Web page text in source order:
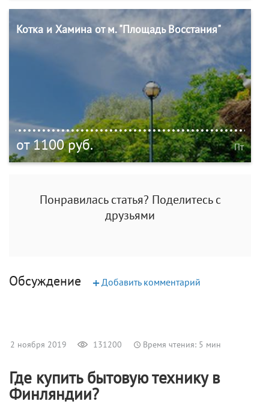
Котка и Хамина от м. "Площадь Восстания"
от 1100 руб. Пт
Понравилась статья? Поделитесь с
друзьями
Обсуждение +Добавить комментарий
2 ноября 2019 131200 Время чтения: 5 мин
Где купить бытовую технику в
Финляндии?